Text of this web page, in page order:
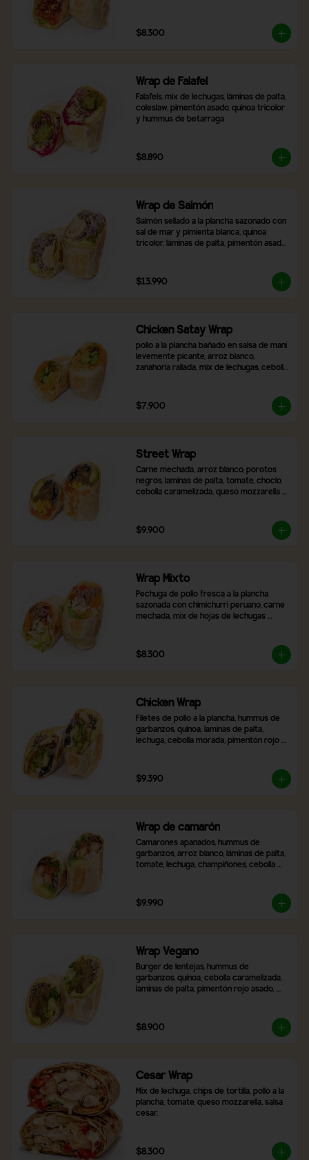
$8.300
Wrap de Falafel
Falafels, mix de lechugas, láminas de palta,
coleslaw, pimentón asado, quínoa tricolor
y hummus de betarraga
$8.890
Wrap de Salmón
Salmón sellado a la plancha sazonado con
sal de mar y pimienta blanca, quínoa
tricolor, láminas de palta, pimentón asado,
$13.990
Chicken Satay Wrap
pollo a la plancha bañado en salsa de maní
levemente picante, arroz blanco,
zanahoria rallada, mix de lechugas, cebolla
$7.900
Street Wrap
Carne mechada, arroz blanco, porotos
negros, laminas de palta, tomate, choclo,
cebolla caramelizada, queso mozzarella y
$9.900
Wrap Mixto
Pechuga de pollo fresca a la plancha
sazonada con chimichurri peruano, carne
mechada, mix de hojas de lechugas
elección.
$8.300
Chicken Wrap
Filetes de pollo a la plancha, hummus de
garbanzos, quinoa, laminas de palta,
lechuga, cebolla morada, pimentón rojo
$9.390
Wrap de camarón
Camarones apanados, hummus de
garbanzos, arroz blanco, láminas de palta,
tomate, lechuga, champiñones, cebolla
$9.990
Wrap Vegano
Burger de lentejas, hummus de
garbanzos, quínoa, cebolla caramelizada,
laminas de palta, pimentón rojo asado,
$8.900
Cesar Wrap
Mix de lechuga, chips de tortilla, pollo a la
plancha, tomate, queso mozzarella, salsa
cesar.
$8.300